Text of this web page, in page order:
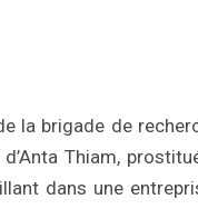
la brigade de
Thiam,
dans une